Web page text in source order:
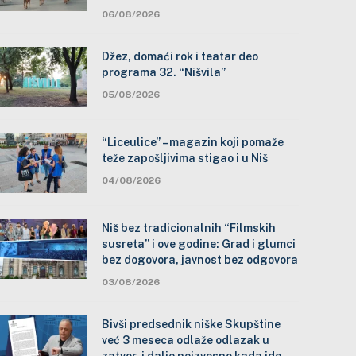
06/08/2026
Džez, domaći rok i teatar deo
programa 32. “Nišvila”
05/08/2026
“Liceulice” – magazin koji pomaže
teže zapošljivima stigao i u Niš
04/08/2026
Niš bez tradicionalnih “Filmskih
susreta” i ove godine: Grad i glumci
bez dogovora, javnost bez odgovora
03/08/2026
Bivši predsednik niške Skupštine
već 3 meseca odlaže odlazak u